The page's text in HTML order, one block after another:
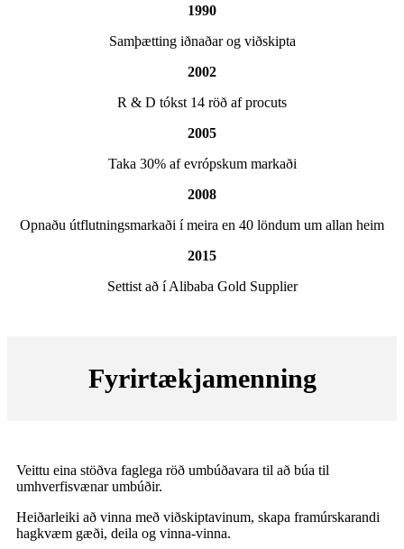
1990
Samþætting iðnaðar og viðskipta
2002
R & D tókst 14 röð af procuts
2005
Taka 30% af evrópskum markaði
2008
Opnaðu útflutningsmarkaði í meira en 40 löndum um allan heim
2015
Settist að í Alibaba Gold Supplier
Fyrirtækjamenning
Veittu eina stöðva faglega röð umbúðavara til að búa til
umhverfisvænar umbúðir.
Heiðarleiki að vinna með viðskiptavinum, skapa framúrskarandi
hagkvæm gæði, deila og vinna-vinna.